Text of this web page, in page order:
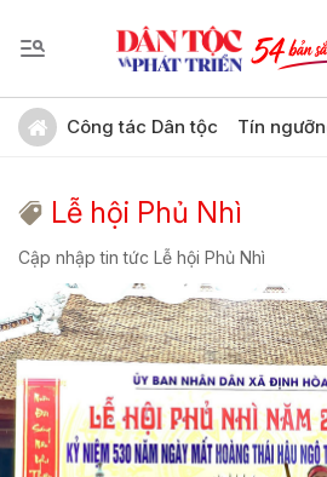
Công tác Dân tộc Tín
Lễ hội Phủ Nhì
Cập nhập tin tức Lễ hội Phủ Nhì